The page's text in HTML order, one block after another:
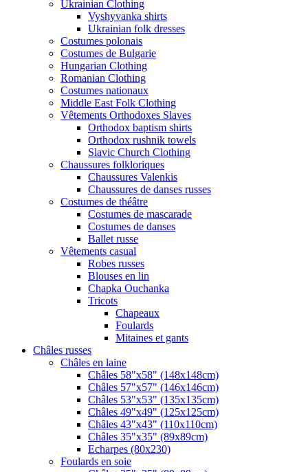
Ukrainian Clothing
Vyshyvanka shirts
Ukrainian folk dresses
Costumes polonais
Costumes de Bulgarie
Hungarian Clothing
Romanian Clothing
Costumes nationaux
Middle East Folk Clothing
Vêtements Orthodoxes Slaves
Orthodox baptism shirts
Orthodox rushnik towels
Slavic Church Clothing
Chaussures folkloriques
Chaussures Valenkis
Chaussures de danses russes
Costumes de théâtre
Costumes de mascarade
Costumes de danses
Ballet russe
Vêtements casual
Robes russes
Blouses en lin
Chapka Ouchanka
Tricots
Chapeaux
Foulards
Mitaines et gants
Châles russes
Châles en laine
Châles 58"x58" (148x148cm)
Châles 57"x57" (146x146cm)
Châles 53"x53" (135x135cm)
Châles 49"x49" (125x125cm)
Châles 43"x43" (110x110cm)
Châles 35"x35" (89x89cm)
Echarpes (80х230)
Foulards en soie